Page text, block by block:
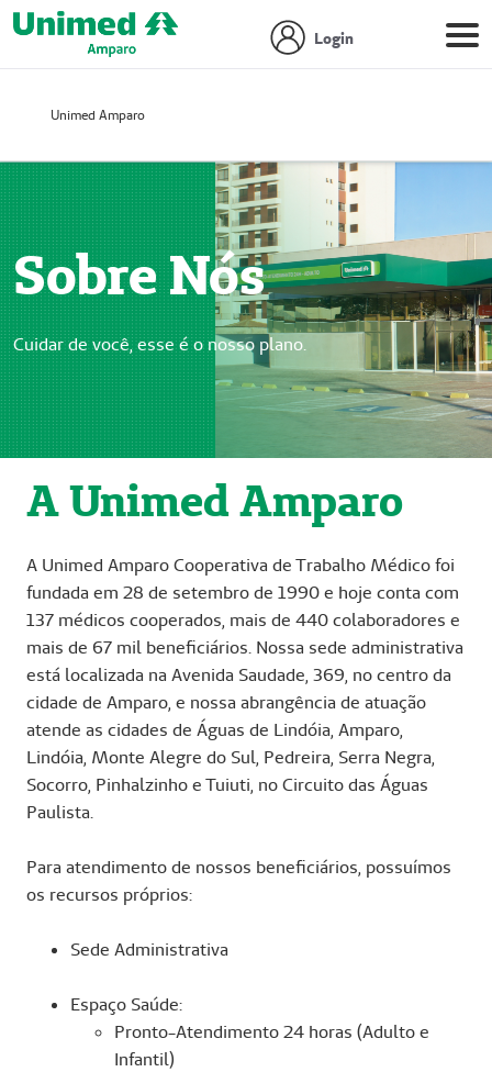
Login
Unimed Amparo
Sobre Nós
Cuidar de você, esse é o nosso plano.
A Unimed Amparo
A Unimed Amparo Cooperativa de Trabalho Médico foi
fundada em 28 de setembro de 1990 e hoje conta com
137 médicos cooperados, mais de 440 colaboradores e
mais de 67 mil beneficiários. Nossa sede administrativa
está localizada na Avenida Saudade, 369, no centro da
cidade de Amparo, e nossa abrangência de atuação
atende as cidades de Águas de Lindóia, Amparo,
Lindóia, Monte Alegre do Sul, Pedreira, Serra Negra,
Socorro, Pinhalzinho e Tuiuti, no Circuito das Águas
Paulista.
Para atendimento de nossos beneficiários, possuímos
os recursos próprios:
Sede Administrativa
Espaço Saúde:
Pronto-Atendimento 24 horas (Adulto e
Infantil)